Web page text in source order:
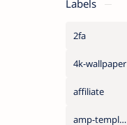
Labels
2fa
4k-wallpaper
affiliate
amp-template